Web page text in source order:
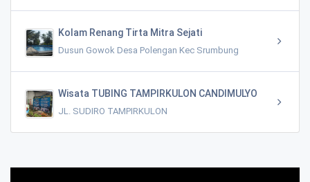
Kolam Renang Tirta Mitra Sejati
Dusun Gowok Desa Polengan Kec Srumbung
Wisata TUBING TAMPIRKULON CANDIMULYO
JL. SUDIRO TAMPIRKULON